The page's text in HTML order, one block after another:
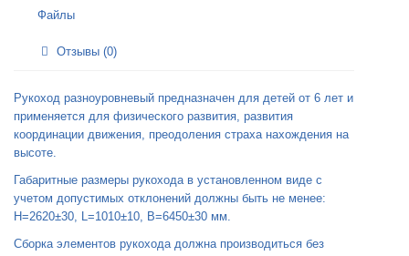
Файлы
Отзывы (0)
Рукоход разноуровневый предназначен для детей от 6 лет и
применяется для физического развития, развития
координации движения, преодоления страха нахождения на
высоте.
Габаритные размеры рукохода в установленном виде с
учетом допустимых отклонений должны быть не менее:
H=2620±30, L=1010±10, B=6450±30 мм.
Сборка элементов рукохода должна производиться без